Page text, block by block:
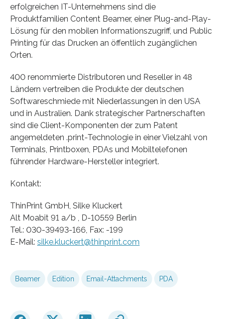
erfolgreichen IT-Unternehmens sind die
Produktfamilien Content Beamer, einer Plug-and-Play-
Lösung für den mobilen Informationszugriff, und Public
Printing für das Drucken an öffentlich zugänglichen
Orten.
400 renommierte Distributoren und Reseller in 48
Ländern vertreiben die Produkte der deutschen
Softwareschmiede mit Niederlassungen in den USA
und in Australien. Dank strategischer Partnerschaften
sind die Client-Komponenten der zum Patent
angemeldeten .print-Technologie in einer Vielzahl von
Terminals, Printboxen, PDAs und Mobiltelefonen
führender Hardware-Hersteller integriert.
Kontakt:
ThinPrint GmbH, Silke Kluckert
Alt Moabit 91 a/b , D-10559 Berlin
Tel.: 030-39493-166, Fax: -199
E-Mail: silke.kluckert@thinprint.com
Beamer Edition Email-Attachments PDA